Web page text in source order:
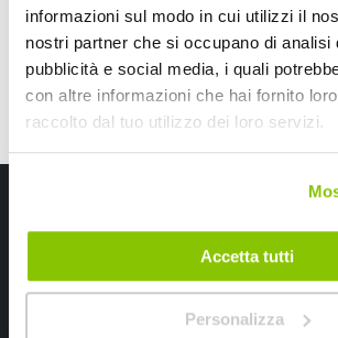
informazioni sul modo in cui utilizzi il
nostri partner che si occupano di analisi
pubblicità e social media, i quali
con altre informazioni che hai fornito
raccolto dal tuo utilizzo dei loro servizi.
Accetta tutti
Personalizza
Iscriviti alla
Ricevi subito uno sconto del 10% per il tuo